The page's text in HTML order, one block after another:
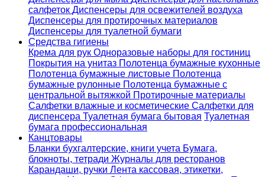
салфеток Диспенсеры для освежителей воздуха
Диспенсеры для протирочных материалов
Диспенсеры для туалетной бумаги
Средства гигиены
Крема для рук Одноразовые наборы для гостиниц
Покрытия на унитаз Полотенца бумажные кухонные
Полотенца бумажные листовые Полотенца
бумажные рулонные Полотенца бумажные с
центральной вытяжкой Протирочные материалы
Салфетки влажные и косметические Салфетки для
диспенсера Туалетная бумага бытовая Туалетная
бумага профессиональная
Канцтовары
Бланки бухгалтерские, книги учета Бумага,
блокноты, тетради Журналы для ресторанов
Карандаши, ручки Лента кассовая, этикетки,